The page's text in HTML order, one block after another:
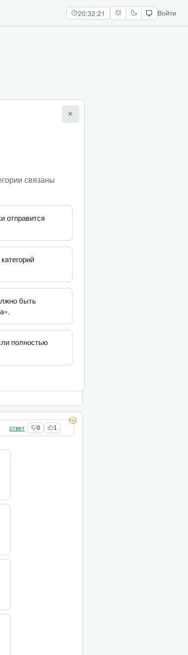
20:32:22 Войти
×
связаны
отправится
быть
полностью
ответ 0 1